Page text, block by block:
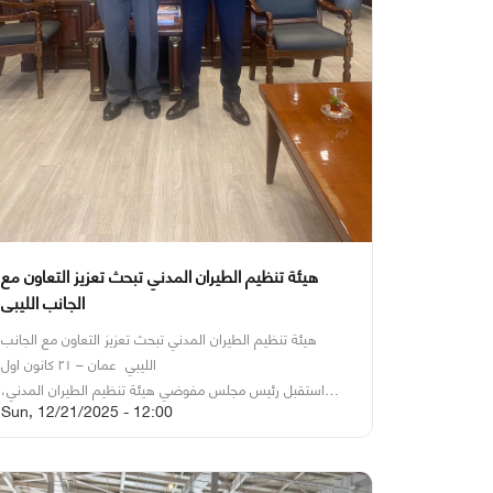
هيئة تنظيم الطيران المدني تبحث تعزيز التعاون مع
الجانب الليبي
هيئة تنظيم الطيران المدني تبحث تعزيز التعاون مع الجانب
الليبي عمان – ٢١ كانون اول
استقبل رئيس مجلس مفوضي هيئة تنظيم الطيران المدني،
الكابتن ضيف الله الفرجات، في مقر الهيئة، القائم بأعمال
Sun, 12/21/2025 - 12:00